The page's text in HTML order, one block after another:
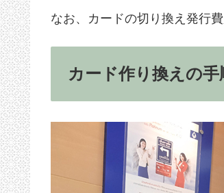
なお、カードの切り換え発行費
カード作り換えの手